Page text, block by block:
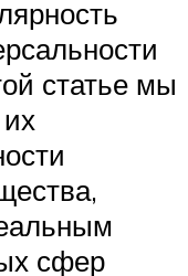
статье мы
сфер